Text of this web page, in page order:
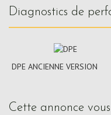
diagnostics de
DPE ANCIENNE VERSION
cette annonce